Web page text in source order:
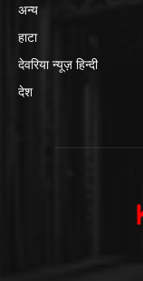
अन्य
हाटा
देवरिया न्यूज़ हिन्दी
देश